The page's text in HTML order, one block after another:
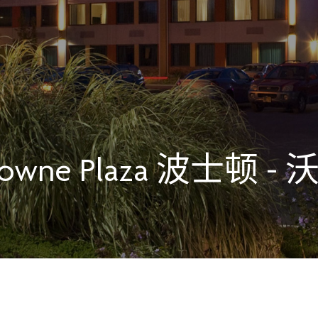
Plaza 波士顿 -